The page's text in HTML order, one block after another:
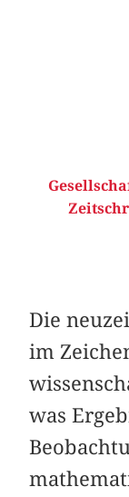
Die
im
was